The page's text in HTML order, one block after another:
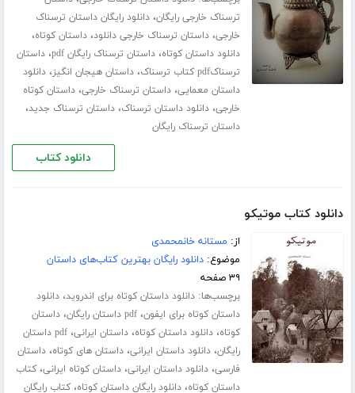
ترسناک خارجی رایگان،دانلود رایگان داستان ترسناک
خارجی،داستان ترسناک خارجی دانلود،داستان کوتاه،
دانلود داستان کوتاه،داستان ترسناک رایگان pdf ،داستان
ترسناکpdf کتاب ترسناک
،داستان هیجان انگیز،دانلود
داستان معمایی،داستان ترسناک خارجی،داستان کوتاه
خارجی،دانلود داستان ترسناک،داستان ترسناک جدید،
داستان ترسناک رایگان
دانلود کتاب
دانلود کتاب موتیکو
از: مستانه خانمحمدی
موضوع:دانلود رایگان بهترین کتاب‌های داستان
۳۹ صفحه
برچسب‌ها:دانلود داستان کوتاه برای اندروید،دانلود
داستان کوتاه برای ایفون،pdf داستان رایگان ،داستان
کوتاه،دانلود داستان کوتاه،داستان ایرانی،
pdf داستان
رایگان،دانلود داستان ایرانی،داستان های کوتاه،داستان
فارسی،دانلود داستان ایرانی،داستان کوتاه ایرانی،کتاب
داستان کوتاه،دانلود رایگان داستان کوتاه،کتاب رایگان